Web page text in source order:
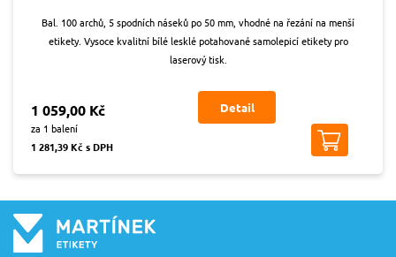
Bal. 100 archů, 5 spodních náseků po 50 mm, vhodné na řezání na menší
etikety. Vysoce kvalitní bílé lesklé potahované samolepicí etikety pro
laserový tisk.
1 059,00 Kč
za 1 balení
1 281,39 Kč s DPH
Detail